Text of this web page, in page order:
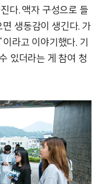
다. 액자 구성으로 들
생동감이 생긴다. 가
라고 이야기했다. 기
있더라는 게 참여 청